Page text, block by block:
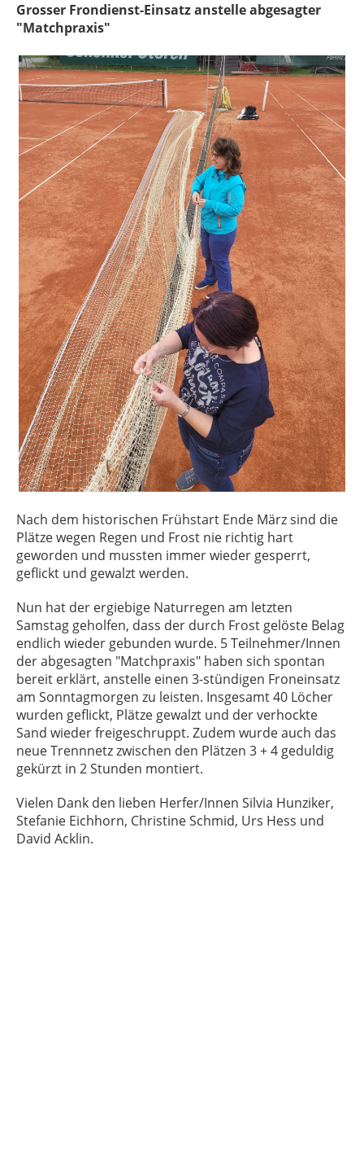
Grosser Frondienst-Einsatz anstelle abgesagter
"Matchpraxis"
Nach dem historischen Frühstart Ende März sind die
Plätze wegen Regen und Frost nie richtig hart
geworden und mussten immer wieder gesperrt,
geflickt und gewalzt werden.
Nun hat der ergiebige Naturregen am letzten
Samstag geholfen, dass der durch Frost gelöste Belag
endlich wieder gebunden wurde. 5 Teilnehmer/Innen
der abgesagten "Matchpraxis" haben sich spontan
bereit erklärt, anstelle einen 3-stündigen Froneinsatz
am Sonntagmorgen zu leisten. Insgesamt 40 Löcher
wurden geflickt, Plätze gewalzt und der verhockte
Sand wieder freigeschruppt. Zudem wurde auch das
neue Trennnetz zwischen den Plätzen 3 + 4 geduldig
gekürzt in 2 Stunden montiert.
Vielen Dank den lieben Herfer/Innen Silvia Hunziker,
Stefanie Eichhorn, Christine Schmid, Urs Hess und
David Acklin.